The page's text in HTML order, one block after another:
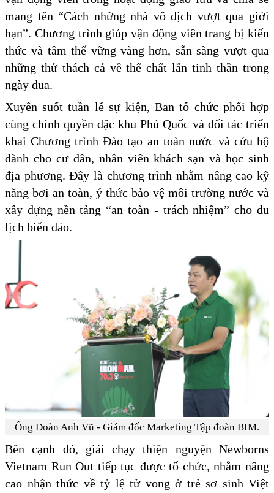
mang tên “Cách những nhà vô địch vượt qua giới
hạn”. Chương trình giúp vận động viên trang bị kiến
thức và tâm thế vững vàng hơn, sẵn sàng vượt qua
những thử thách cả về thể chất lẫn tinh thần trong
ngày đua.
Xuyên suốt tuần lễ sự kiện, Ban tổ chức phối hợp
cùng chính quyền đặc khu Phú Quốc và đối tác triển
khai Chương trình Đào tạo an toàn nước và cứu hộ
dành cho cư dân, nhân viên khách sạn và học sinh
địa phương. Đây là chương trình nhằm nâng cao kỹ
năng bơi an toàn, ý thức bảo vệ môi trường nước và
xây dựng nền tảng “an toàn - trách nhiệm” cho du
lịch biển đảo.
Ông Đoàn Anh Vũ - Giám đốc Marketing Tập đoàn BIM.
Bên cạnh đó, giải chạy thiện nguyện Newborns
Vietnam Run Out tiếp tục được tổ chức, nhằm nâng
cao nhận thức về tỷ lệ tử vong ở trẻ sơ sinh Việt